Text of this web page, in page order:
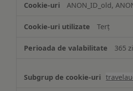
ANON_ID_old,
Terț
365